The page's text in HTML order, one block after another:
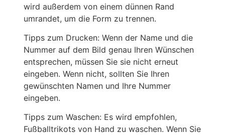
wird außerdem von einem dünnen Rand
umrandet, um die Form zu trennen.
Tipps zum Drucken: Wenn der Name und die
Nummer auf dem Bild genau Ihren Wünschen
entsprechen, müssen Sie sie nicht erneut
eingeben. Wenn nicht, sollten Sie Ihren
gewünschten Namen und Ihre Nummer
eingeben.
Tipps zum Waschen: Es wird empfohlen,
Fußballtrikots von Hand zu waschen. Wenn Sie